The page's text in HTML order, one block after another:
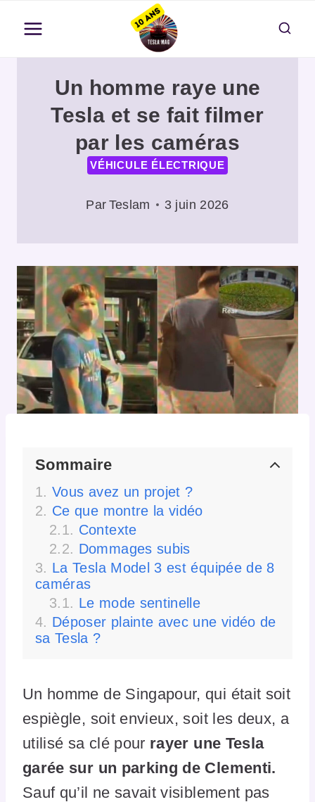
contenu
Un homme raye une
Tesla et se fait filmer
par les caméras
VÉHICULE ÉLECTRIQUE
Par Teslam 3 juin 2026
Sommaire
Vous avez un projet ?
Ce que montre la vidéo
Contexte
Dommages subis
La Tesla Model 3 est équipée de 8
caméras
Le mode sentinelle
Déposer plainte avec une vidéo de
sa Tesla ?
Un homme de Singapour, qui était soit
espiègle, soit envieux, soit les deux, a
utilisé sa clé pour rayer une Tesla
garée sur un parking de Clementi.
Sauf qu’il ne savait visiblement pas